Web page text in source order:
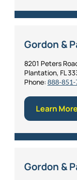
Gordon &
8201 Peters
Plantation, FL
Phone: 888-
Learn More
Gordon &